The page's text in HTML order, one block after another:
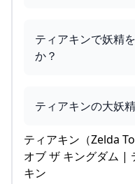
ティアキンで妖精
か？
ティアキンの大妖
ティアキン（Zelda
オブ ザ キングダム |
キン